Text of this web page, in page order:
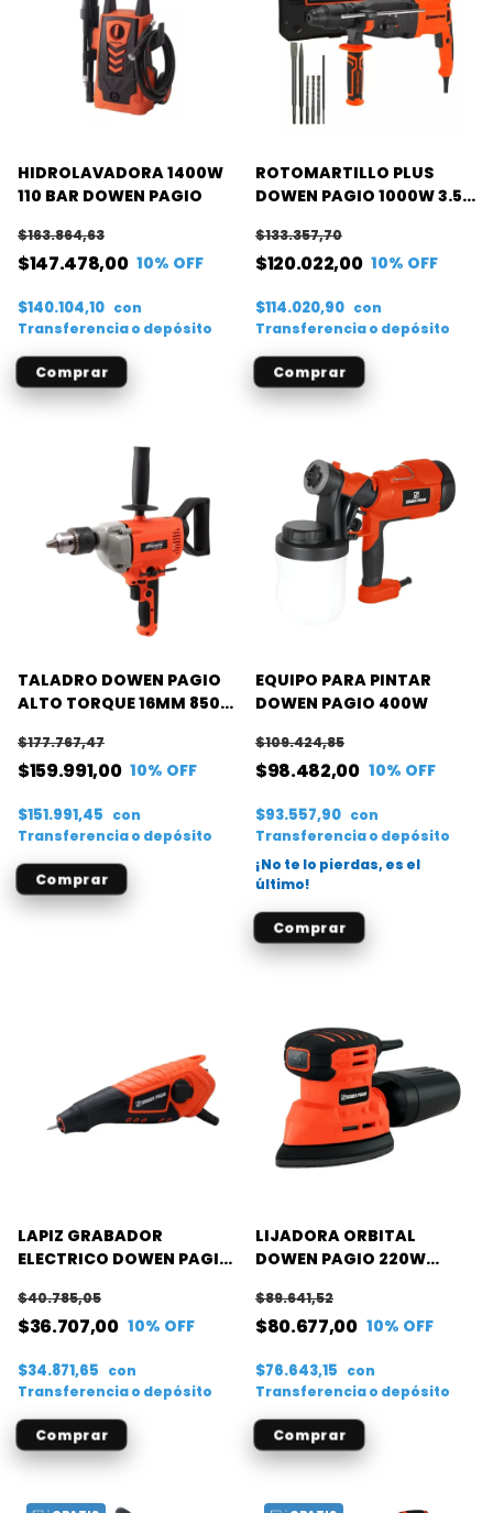
HIDROLAVADORA 1400W
110 BAR DOWEN PAGIO
$147.478,00
$163.864,63
10% OFF
$140.104,10 con
Transferencia o depósito
ROTOMARTILLO PLUS
DOWEN PAGIO 1000W 3.5J
$120.022,00
$133.357,70
10% OFF
$114.020,90 con
Transferencia o depósito
TALADRO DOWEN PAGIO
ALTO TORQUE 16MM 850W
$159.991,00
$177.767,47
10% OFF
$151.991,45 con
Transferencia o depósito
EQUIPO PARA PINTAR
DOWEN PAGIO 400W
$98.482,00
$109.424,85
10% OFF
$93.557,90 con
Transferencia o depósito
¡No te lo pierdas, es el
último!
LAPIZ GRABADOR
ELECTRICO DOWEN PAGIO
$36.707,00
$40.785,05
10% OFF
$34.871,65 con
Transferencia o depósito
LIJADORA ORBITAL
DOWEN PAGIO 220W
$80.677,00
$89.641,52
10% OFF
$76.643,15 con
Transferencia o depósito